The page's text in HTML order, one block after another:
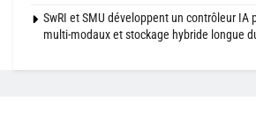
SwRI et SMU développent un contrôleur IA
multi-modaux et stockage hybride longue